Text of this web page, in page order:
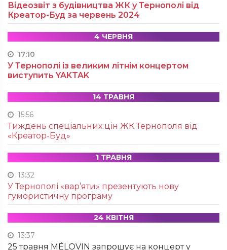
Відеозвіт з будівництва ЖК у Тернополі від
Креатор-Буд за червень 2024
4 ЧЕРВНЯ
17:10
У Тернополі із великим літнім концертом
виступить YAKTAK
14 ТРАВНЯ
15:56
Тиждень спеціальних цін ЖК Тернополя від
«Креатор-Буд»
1 ТРАВНЯ
13:32
У Тернополі «вар’яти» презентують нову
гумористичну програму
24 КВІТНЯ
13:37
25 травня MÉLOVIN запрошує на концерт у